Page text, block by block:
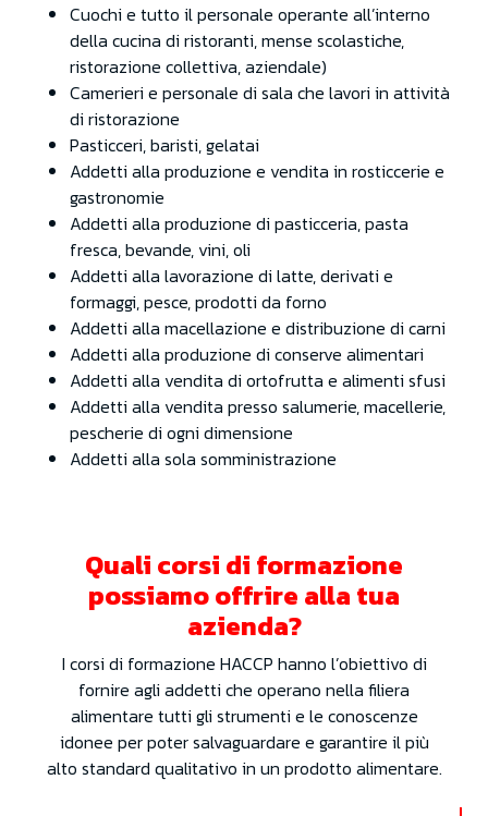
Cuochi e tutto il personale operante all’interno
della cucina di ristoranti, mense scolastiche,
ristorazione collettiva, aziendale)
Camerieri e personale di sala che lavori in attività
di ristorazione
Pasticceri, baristi, gelatai
Addetti alla produzione e vendita in rosticcerie e
gastronomie
Addetti alla produzione di pasticceria, pasta
fresca, bevande, vini, oli
Addetti alla lavorazione di latte, derivati e
formaggi, pesce, prodotti da forno
Addetti alla macellazione e distribuzione di carni
Addetti alla produzione di conserve alimentari
Addetti alla vendita di ortofrutta e alimenti sfusi
Addetti alla vendita presso salumerie, macellerie,
pescherie di ogni dimensione
Addetti alla sola somministrazione
Quali corsi di formazione
possiamo offrire alla tua
azienda?
I corsi di formazione HACCP hanno l’obiettivo di
fornire agli addetti che operano nella filiera
alimentare tutti gli strumenti e le conoscenze
idonee per poter salvaguardare e garantire il più
alto standard qualitativo in un prodotto alimentare.